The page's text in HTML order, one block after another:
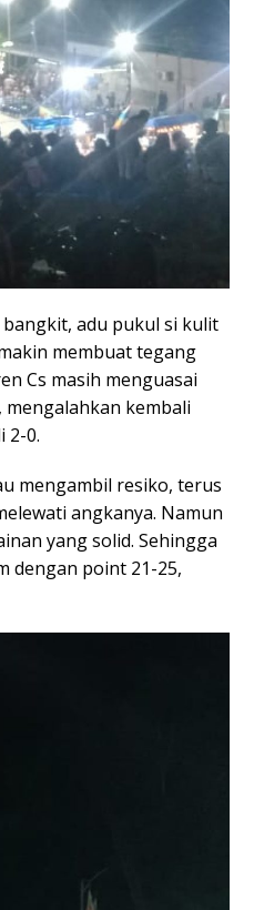
adu pukul si kulit
membuat tegang
Cs masih menguasai
kembali
2-0.
mengambil resiko, terus
angkanya. Namun
yang solid. Sehingga
dengan point 21-25,